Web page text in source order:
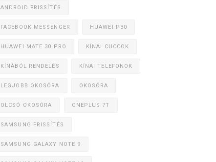
ANDROID FRISSÍTÉS
FACEBOOK MESSENGER HUAWEI P30
HUAWEI MATE 30 PRO KÍNAI CUCCOK
KÍNÁBÓL RENDELÉS KÍNAI TELEFONOK
LEGJOBB OKOSÓRA OKOSÓRA
OLCSÓ OKOSÓRA ONEPLUS 7T
SAMSUNG FRISSÍTÉS
SAMSUNG GALAXY NOTE 9